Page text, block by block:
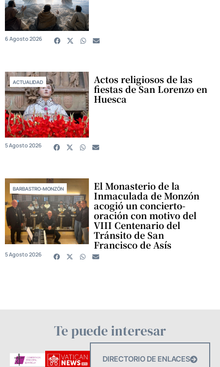
6 Agosto 2026
ACTUALIDAD Actos religiosos de las
fiestas de San Lorenzo en
Huesca
5 Agosto 2026
BARBASTRO-MONZÓN El Monasterio de la
Inmaculada de Monzón
acogió un concierto-
oración con motivo del
VIII Centenario del
Tránsito de San
Francisco de Asís
5 Agosto 2026
Te puede interesar
DIRECTORIO DE ENLACES